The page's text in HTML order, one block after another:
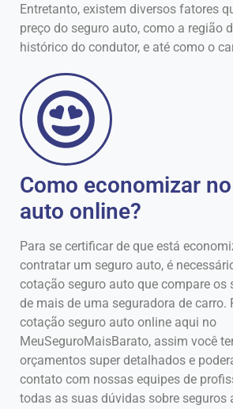
Entretanto, existem diversos fatores
preço do seguro auto, como a região
histórico do condutor, e até como o
Como economizar
auto online?
Para se certificar de que está
contratar um seguro auto, é
cotação seguro auto que compare os
de mais de uma seguradora de carro.
cotação seguro auto online aqui no
MeuSeguroMaisBarato, assim você
orçamentos super detalhados e
contato com nossas equipes de
todas as suas dúvidas sobre seguros